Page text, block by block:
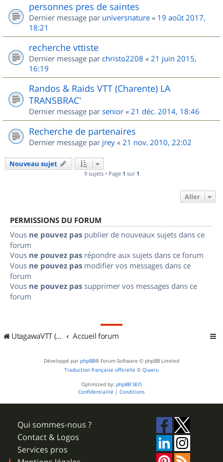
personnes pres de saintes
Dernier message par universnature « 19 août 2017,
18:21
recherche vttiste
Dernier message par christo2208 « 21 juin 2015,
16:19
Randos & Raids VTT (Charente) LA
TRANSBRAC'
Dernier message par senior « 21 déc. 2014, 18:46
Recherche de partenaires
Dernier message par jrey « 21 nov. 2010, 22:02
Nouveau sujet
9 sujets • Page 1 sur 1
Aller
PERMISSIONS DU FORUM
Vous ne pouvez pas publier de nouveaux sujets dans ce
forum
Vous ne pouvez pas répondre aux sujets dans ce forum
Vous ne pouvez pas modifier vos messages dans ce
forum
Vous ne pouvez pas supprimer vos messages dans ce
forum
UtagawaVTT (Randos VTT et VTTAE avec traces GPS) Accueil forum
Développé par phpBB® Forum Software © phpBB Limited
Traduction française officielle © Qiaeru
Optimized by: phpBB SEO
Confidentialité | Conditions
Qui sommes-nous ?
Contact & Logos
Services pros